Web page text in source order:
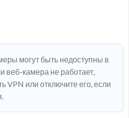
могут быть недоступны в
веб-камера не работает,
VPN или отключите его, если